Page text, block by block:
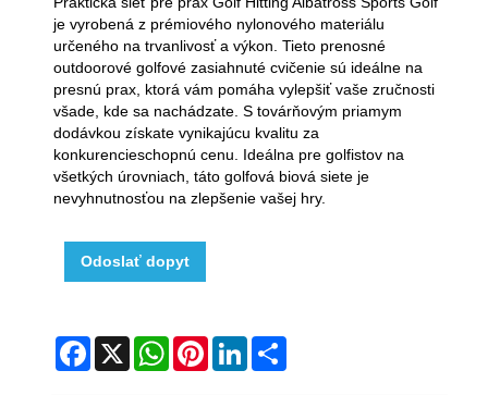
je vyrobená z prémiového nylonového materiálu
určeného na trvanlivosť a výkon. Tieto prenosné
outdoorové golfové zasiahnuté cvičenie sú ideálne na
presnú prax, ktorá vám pomáha vylepšiť vaše zručnosti
všade, kde sa nachádzate. S továrňovým priamym
dodávkou získate vynikajúcu kvalitu za
konkurencieschopnú cenu. Ideálna pre golfistov na
všetkých úrovniach, táto golfová biová siete je
nevyhnutnosťou na zlepšenie vašej hry.
Odoslať dopyt
Facebook
X WhatsApp
Pinterest
LinkedIn